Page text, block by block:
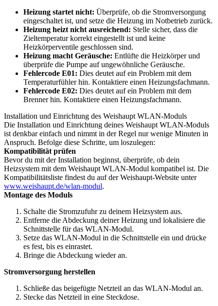
Heizung startet nicht: Überprüfe, ob die Stromversorgung
eingeschaltet ist, und setze die Heizung im Notbetrieb zurück.
Heizung heizt nicht ausreichend: Stelle sicher, dass die
Zieltemperatur korrekt eingestellt ist und keine
Heizkörperventile geschlossen sind.
Heizung macht Geräusche: Entlüfte die Heizkörper und
überprüfe die Pumpe auf ungewöhnliche Geräusche.
Fehlercode E01: Dies deutet auf ein Problem mit dem
Temperaturfühler hin. Kontaktiere einen Heizungsfachmann.
Fehlercode E02: Dies deutet auf ein Problem mit dem
Brenner hin. Kontaktiere einen Heizungsfachmann.
Installation und Einrichtung des Weishaupt WLAN-Moduls
Die Installation und Einrichtung deines Weishaupt WLAN-Moduls
ist denkbar einfach und nimmt in der Regel nur wenige Minuten in
Anspruch. Befolge diese Schritte, um loszulegen:
Kompatibilität prüfen
Bevor du mit der Installation beginnst, überprüfe, ob dein
Heizsystem mit dem Weishaupt WLAN-Modul kompatibel ist. Die
Kompatibilitätsliste findest du auf der Weishaupt-Website unter
www.weishaupt.de/wlan-modul.
Montage des Moduls
Schalte die Stromzufuhr zu deinem Heizsystem aus.
Entferne die Abdeckung deiner Heizung und lokalisiere die
Schnittstelle für das WLAN-Modul.
Setze das WLAN-Modul in die Schnittstelle ein und drücke
es fest, bis es einrastet.
Bringe die Abdeckung wieder an.
Stromversorgung herstellen
Schließe das beigefügte Netzteil an das WLAN-Modul an.
Stecke das Netzteil in eine Steckdose.